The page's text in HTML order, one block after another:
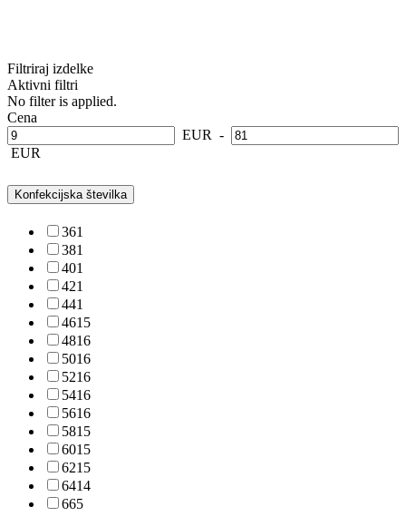
Filtriraj izdelke
Aktivni filtri
No filter is applied.
Cena
EUR -
EUR
Konfekcijska številka
361
381
401
421
441
4615
4816
5016
5216
5416
5616
5815
6015
6215
6414
665